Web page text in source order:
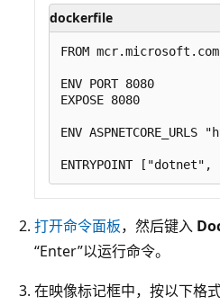
dockerfile
FROM
ENV PORT 8080
EXPOSE 8080
ENV
打开命令面板，然后键入
“Enter”以运行命令。
在映像标记框中，按以下格